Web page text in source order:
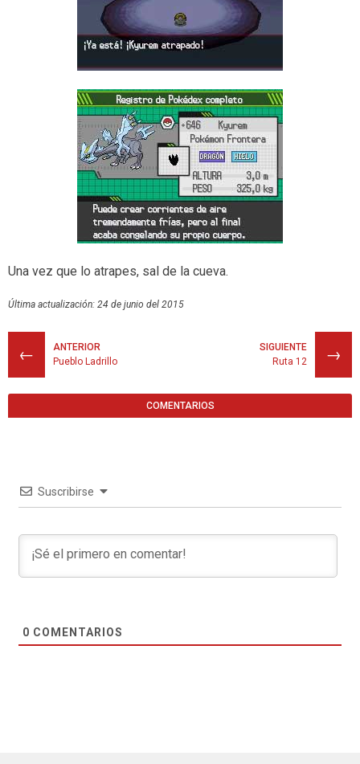
Una vez que lo atrapes, sal de la cueva.
Última actualización: 24 de junio del 2015
←
ANTERIOR
Pueblo Ladrillo
→
SIGUIENTE
Ruta 12
COMENTARIOS
Suscribirse
0 COMENTARIOS